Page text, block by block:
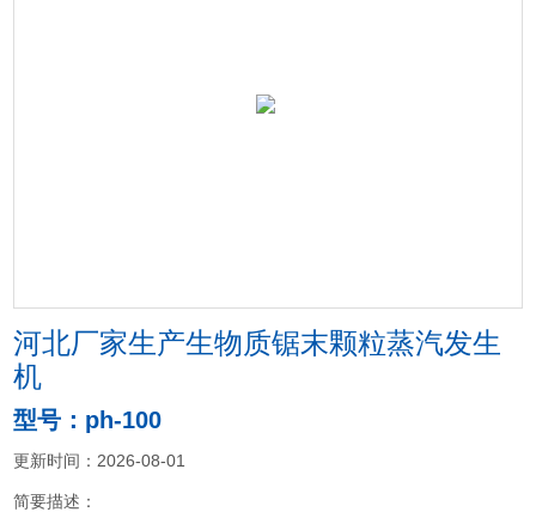
河北厂家生产生物质锯末颗粒蒸汽发生
机
型号：ph-100
更新时间：2026-08-01
简要描述：